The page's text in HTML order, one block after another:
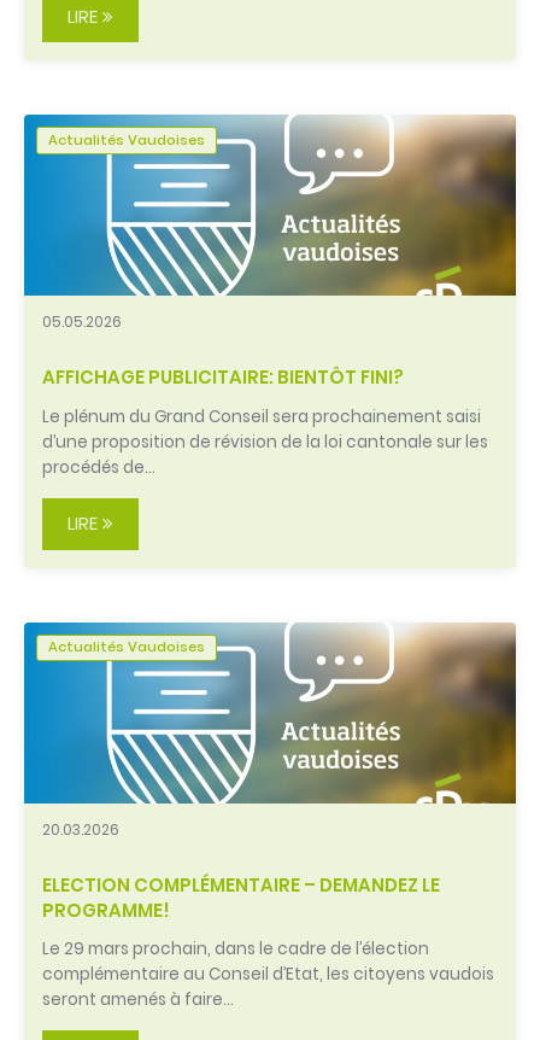
LIRE
Actualités Vaudoises
05.05.2026
AFFICHAGE PUBLICITAIRE: BIENTÔT FINI?
Le plénum du Grand Conseil sera prochainement saisi
d’une proposition de révision de la loi cantonale sur les
procédés de…
LIRE
Actualités Vaudoises
20.03.2026
ELECTION COMPLÉMENTAIRE – DEMANDEZ LE
PROGRAMME!
Le 29 mars prochain, dans le cadre de l’élection
complémentaire au Conseil d’Etat, les citoyens vaudois
seront amenés à faire…